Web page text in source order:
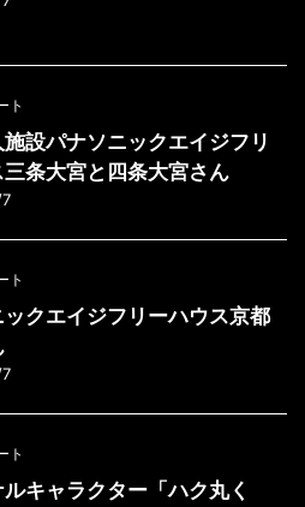
ト
設パナソニックエイジフリ
三条大宮と四条大宮さん
ト
クエイジフリーハウス京都
ト
キャラクター「ハク丸く